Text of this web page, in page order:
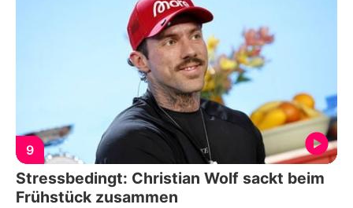
9
Stressbedingt: Christian Wolf sackt beim
Frühstück zusammen